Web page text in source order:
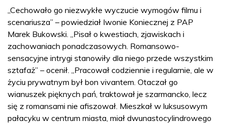
„Cechowało go niezwykłe wyczucie wymogów filmu i
scenariusza” – powiedział Iwonie Koniecznej z PAP
Marek Bukowski. „Pisał o kwestiach, zjawiskach i
zachowaniach ponadczasowych. Romansowo-
sensacyjne intrygi stanowiły dla niego przede wszystkim
sztafaż” – ocenił. „Pracował codziennie i regularnie, ale w
życiu prywatnym był bon vivantem. Otaczał go
wianuszek pięknych pań, traktował je szarmancko, lecz
się z romansami nie afiszował. Mieszkał w luksusowym
pałacyku w centrum miasta, miał dwunastocylindrowego